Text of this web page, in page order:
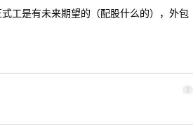
工是有未来期望的（配股什么的），外包
3